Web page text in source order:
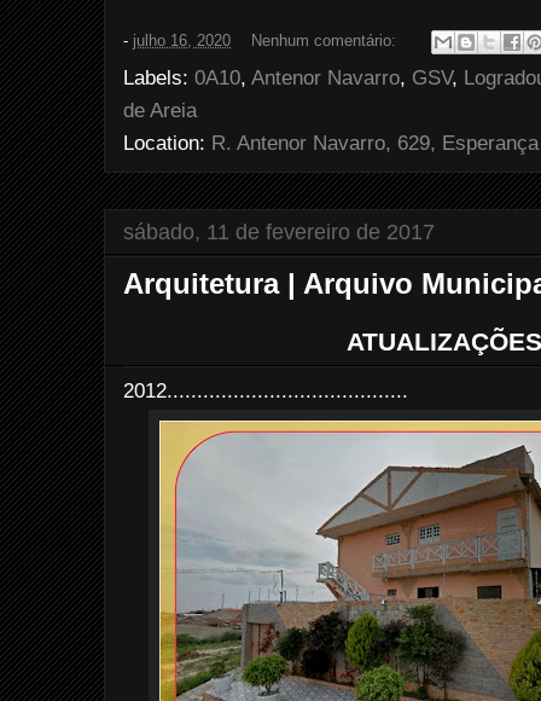
b
o
o
k
t
e
r
e
e
e
- julho 16, 2020 Nenhum comentário:
Labels: 0A10, Antenor Navarro, GSV,
de Areia
Location: R. Antenor Navarro, 629,
sábado, 11 de fevereiro de 2017
Arquitetura | Arquivo
2012........................................